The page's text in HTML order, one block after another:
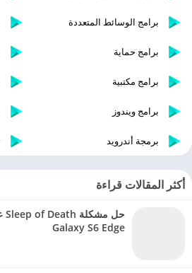
برامج الوسائط المتعددة
برامج حماية
برامج مكتبية
برامج ويندوز
برمجة أندرويد
أكثر المقالات قراءة
Galaxy S6 Edge